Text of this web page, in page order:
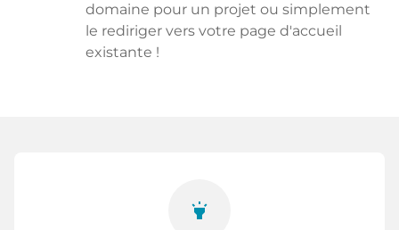
domaine pour un projet ou simplement
le rediriger vers votre page d'accueil
existante !
highlight